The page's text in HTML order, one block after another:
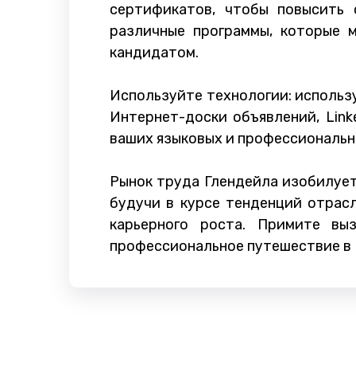
сертификатов, чтобы повысить
различные программы, которые
кандидатом.
Используйте технологии:
Интернет-доски объявлений,
ваших языковых и
Рынок труда Глендейла
будучи в курсе тенденций
карьерного роста. Примите
профессиональное путешествие в